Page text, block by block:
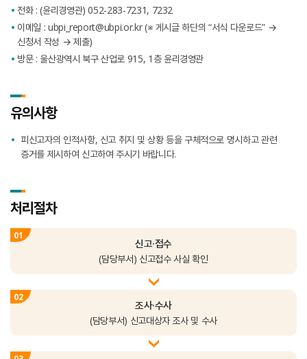
전화 : (윤리경영관) 052-283-7231, 7232
이메일 : ubpi_report@ubpi.or.kr(※ 게시글 하단의 “서식 다운로드” →
신청서 작성 → 제출)
방문 : 울산광역시 북구 산업로 915, 1층 윤리경영관
유의사항
피신고자의 인적사항, 신고 취지 및 상황 등을 구체적으로 명시하고 관련
증거를 제시하여 신고하여 주시기 바랍니다.
처리절차
신고·접수
(담당부서) 신고접수 사실 확인
조사·수사
(담당부서) 신고대상자 조사 및 수사